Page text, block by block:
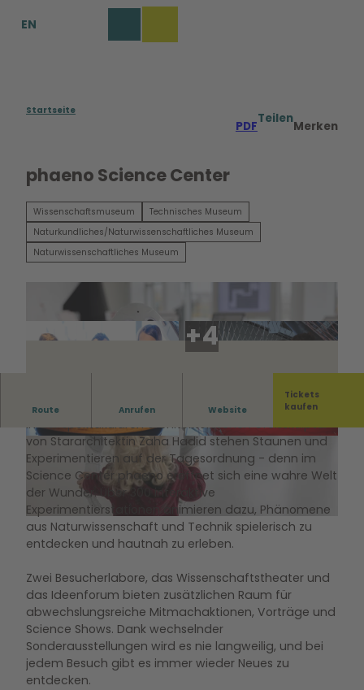
EN
Startseite
PDF
Teilen
Merken
phaeno Science Center
Wissenschaftsmuseum
Technisches Museum
Naturkundliches/Naturwissenschaftliches Museum
Naturwissenschaftliches Museum
© www.sahnefoto.de |CC0
© Janina Snatzke © Janina Snatzke
Route Anrufen Website
Tickets
kaufen
AUS HÄ? MACH HA!
In der spektakulären architektonischen Großskulptur
von Stararchitektin Zaha Hadid stehen Staunen und
Experimentieren auf der Tagesordnung - denn im
Science Center phaeno eröffnet sich eine wahre Welt
der Wunder. Über 300 interaktive
Experimentierstationen animieren dazu, Phänomene
aus Naturwissenschaft und Technik spielerisch zu
entdecken und hautnah zu erleben.
Zwei Besucherlabore, das Wissenschaftstheater und
das Ideenforum bieten zusätzlichen Raum für
abwechslungsreiche Mitmachaktionen, Vorträge und
Science Shows. Dank wechselnder
Sonderausstellungen wird es nie langweilig, und bei
jedem Besuch gibt es immer wieder Neues zu
entdecken.